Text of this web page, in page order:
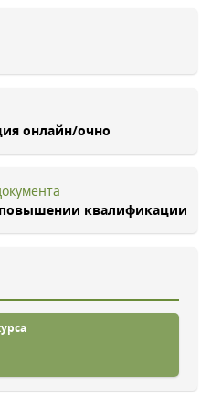
онлайн/очно
повышении квалификации